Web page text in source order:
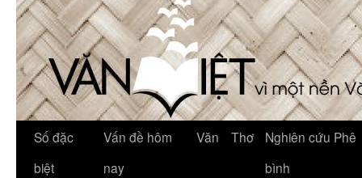
Số đặc
biệt
Vấn đề hôm
nay
Văn Thơ
Nghiên cứu Phê
bình